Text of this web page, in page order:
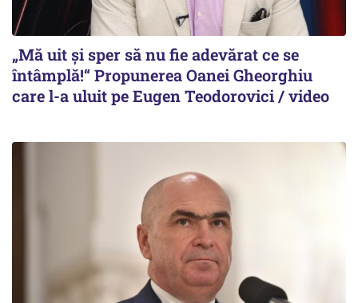
„Mă uit și sper să nu fie adevărat ce se
întâmplă!“ Propunerea Oanei Gheorghiu
care l-a uluit pe Eugen Teodorovici / video